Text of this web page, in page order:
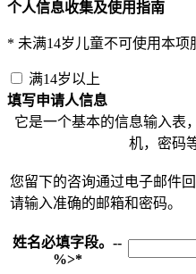
个人信息收集及使用指南
* 未满14岁儿童不可使用本项
满14岁以上
填写申请人信息
它是一个基本的信息输入表
机，密码
您留下的咨询通过电子邮件回
请输入准确的邮箱和密码。
姓名必填字段。--
%>*